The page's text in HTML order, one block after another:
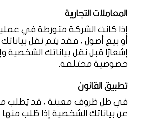
المعاملات التجارية
إذا كانت الشركة متورطة في
أو بيع أصول ، فقد يتم نقل
إشعارًا قبل نقل بياناتك الشخصية
خصوصية مختلفة.
تطبيق القانون
في ظل ظروف معينة ، قد يُطلب
عن بياناتك الشخصية إذا طُلب